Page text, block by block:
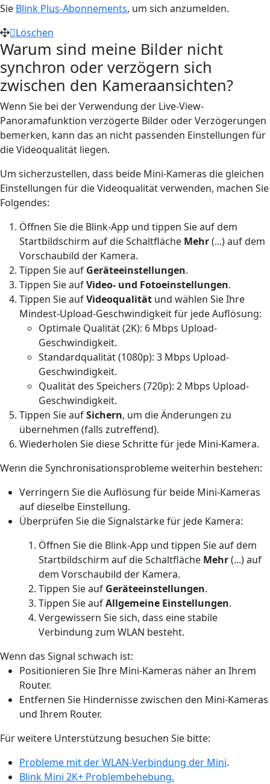
Sie Blink Plus-Abonnements, um sich anzumelden.
Löschen
Warum sind meine Bilder nicht
synchron oder verzögern sich
zwischen den Kameraansichten?
Wenn Sie bei der Verwendung der Live-View-
Panoramafunktion verzögerte Bilder oder Verzögerungen
bemerken, kann das an nicht passenden Einstellungen für
die Videoqualität liegen.
Um sicherzustellen, dass beide Mini-Kameras die gleichen
Einstellungen für die Videoqualität verwenden, machen Sie
Folgendes:
Öffnen Sie die Blink-App und tippen Sie auf dem
Startbildschirm auf die Schaltfläche Mehr(...) auf dem
Vorschaubild der Kamera.
Tippen Sie auf Geräteeinstellungen.
Tippen Sie aufVideo- und Fotoeinstellungen.
Tippen Sie aufVideoqualität und wählen Sie Ihre
Mindest-Upload-Geschwindigkeit für jede Auflösung:
Optimale Qualität (2K): 6 Mbps Upload-
Geschwindigkeit.
Standardqualität (1080p): 3 Mbps Upload-
Geschwindigkeit.
Qualität des Speichers (720p): 2 Mbps Upload-
Geschwindigkeit.
Tippen Sie aufSichern, um die Änderungen zu
übernehmen (falls zutreffend).
Wiederholen Sie diese Schritte für jede Mini-Kamera.
Wenn die Synchronisationsprobleme weiterhin bestehen:
Verringern Sie die Auflösung für beide Mini-Kameras
auf dieselbe Einstellung.
Überprüfen Sie die Signalstärke für jede Kamera:
Öffnen Sie die Blink-App und tippen Sie auf dem
Startbildschirm auf die Schaltfläche Mehr(...) auf
dem Vorschaubild der Kamera.
Tippen Sie auf Geräteeinstellungen.
Tippen Sie aufAllgemeine Einstellungen.
Vergewissern Sie sich, dass eine stabile
Verbindung zum WLAN besteht.
Wenn das Signal schwach ist:
Positionieren Sie Ihre Mini-Kameras näher an Ihrem
Router.
Entfernen Sie Hindernisse zwischen den Mini-Kameras
und Ihrem Router.
Für weitere Unterstützung besuchen Sie bitte:
Probleme mit der WLAN-Verbindung der Mini.
Blink Mini 2K+ Problembehebung.